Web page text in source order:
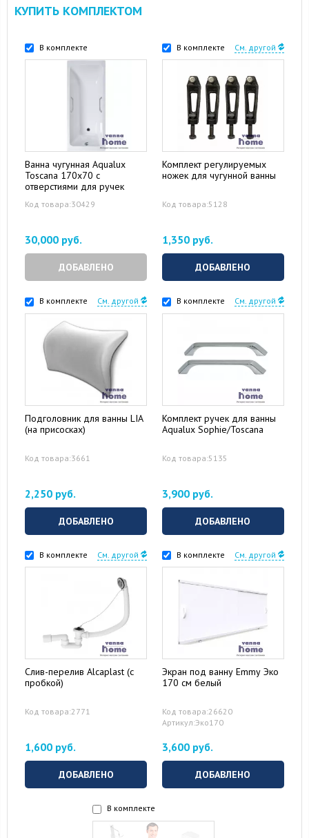
КУПИТЬ КОМПЛЕКТОМ
В комплекте
Ванна чугунная Aqualux
Toscana 170x70 с
отверстиями для ручек
Код товара:30429
30,000 руб.
ДОБАВЛЕНО
В комплекте См. другой
Комплект регулируемых
ножек для чугунной ванны
Код товара:5128
1,350 руб.
ДОБАВЛЕНО
В комплекте См. другой
Подголовник для ванны LIA
(на присосках)
Код товара:3661
2,250 руб.
ДОБАВЛЕНО
В комплекте См. другой
Комплект ручек для ванны
Aqualux Sophie/Toscana
Код товара:5135
3,900 руб.
ДОБАВЛЕНО
В комплекте См. другой
Слив-перелив Alcaplast (с
пробкой)
Код товара:2771
1,600 руб.
ДОБАВЛЕНО
В комплекте См. другой
Экран под ванну Emmy Эко
170 см белый
Код товара:26620
Артикул:Эко170
3,600 руб.
ДОБАВЛЕНО
В комплекте